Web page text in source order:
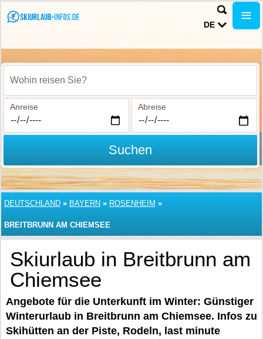
DE
Wohin reisen Sie?
Anreise Abreise
Suchen
DEUTSCHLAND » BAYERN » ROSENHEIM »
BREITBRUNN AM CHIEMSEE
Skiurlaub in Breitbrunn am
Chiemsee
Angebote für die Unterkunft im Winter: Günstiger
Winterurlaub in Breitbrunn am Chiemsee. Infos zu
Skihütten an der Piste, Rodeln, last minute